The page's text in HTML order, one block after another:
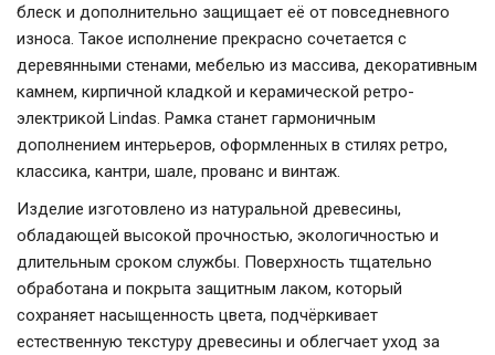
блеск и дополнительно защищает её от повседневного
износа. Такое исполнение прекрасно сочетается с
деревянными стенами, мебелью из массива, декоративным
камнем, кирпичной кладкой и керамической ретро-
электрикой Lindas. Рамка станет гармоничным
дополнением интерьеров, оформленных в стилях ретро,
классика, кантри, шале, прованс и винтаж.
Изделие изготовлено из натуральной древесины,
обладающей высокой прочностью, экологичностью и
длительным сроком службы. Поверхность тщательно
обработана и покрыта защитным лаком, который
сохраняет насыщенность цвета, подчёркивает
естественную текстуру древесины и облегчает уход за